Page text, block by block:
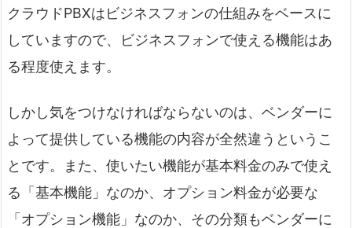
クラウドPBXはビジネスフォンの仕組みをベースに
していますので、ビジネスフォンで使える機能はあ
る程度使えます。
しかし気をつけなければならないのは、ベンダーに
よって提供している機能の内容が全然違うというこ
とです。また、使いたい機能が基本料金のみで使え
る「基本機能」なのか、オプション料金が必要な
「オプション機能」なのか、その分類もベンダーに